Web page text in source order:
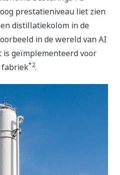
prestatieniveau liet zien
distillatiekolom in de
in de wereld van AI
geïmplementeerd voor
fabriek*2.